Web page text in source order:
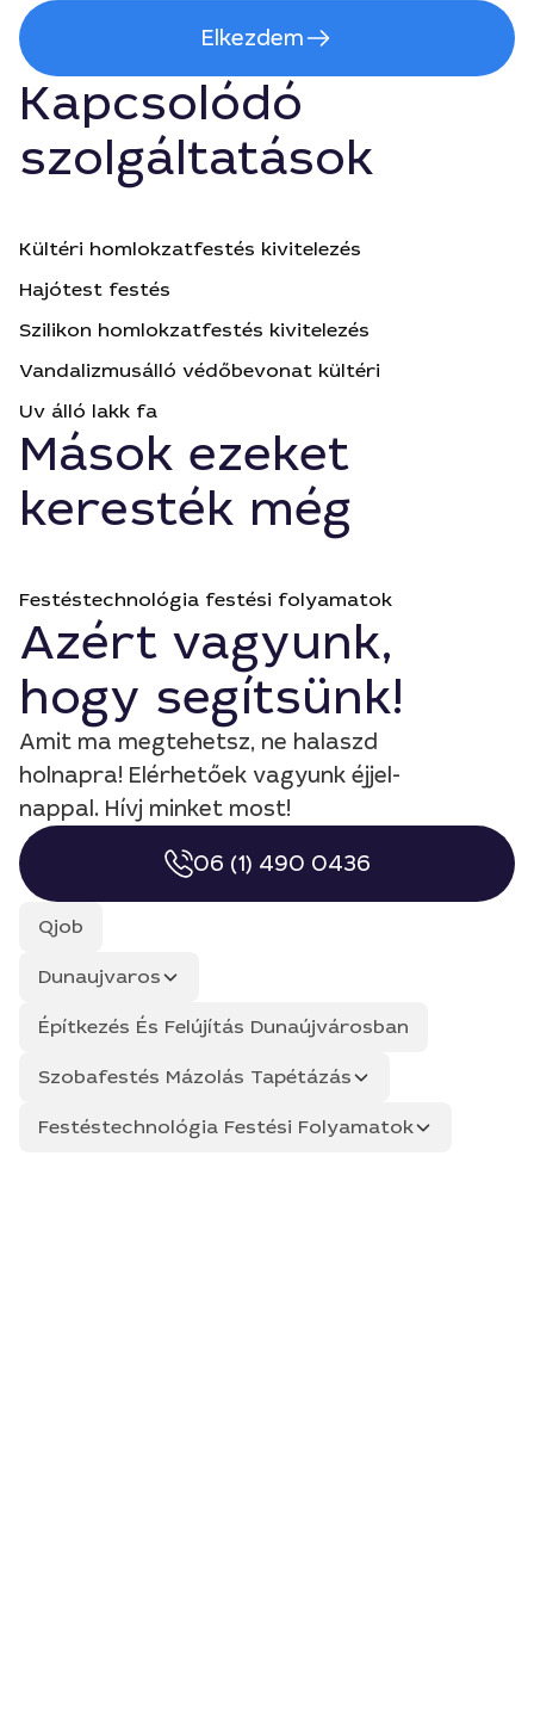
Elkezdem
Kapcsolódó
szolgáltatások
Kültéri homlokzatfestés kivitelezés
Hajótest festés
Szilikon homlokzatfestés kivitelezés
Vandalizmusálló védőbevonat kültéri
Uv álló lakk fa
Mások ezeket
keresték még
Festéstechnológia festési folyamatok
Azért vagyunk,
hogy segítsünk!
Amit ma megtehetsz, ne halaszd
holnapra! Elérhetőek vagyunk éjjel-
nappal. Hívj minket most!
06 (1) 490 0436
Qjob
Dunaujvaros
Építkezés És Felújítás Dunaújvárosban
Szobafestés Mázolás Tapétázás
Festéstechnológia Festési Folyamatok